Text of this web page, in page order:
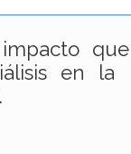
impacto
en la